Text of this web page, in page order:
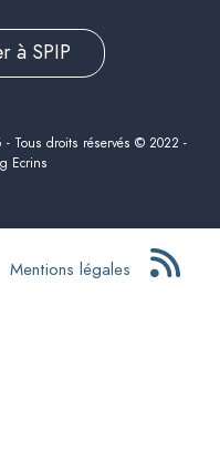
à SPIP
Tous droits réservés © 2022 -
Ecrins
Mentions légales